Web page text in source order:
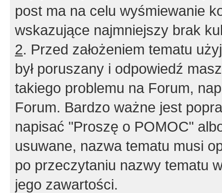
post ma na celu wyśmiewanie
wskazujące najmniejszy brak
2. Przed założeniem tematu
był poruszany i odpowiedź
takiego problemu na Forum,
Forum. Bardzo ważne jest
napisać "Proszę o POMOC"
usuwane, nazwa tematu musi
po przeczytaniu nazwy tematu
jego zawartości.